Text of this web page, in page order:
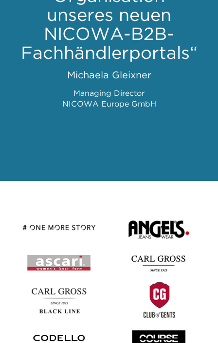
unseres neuen
NICOWA-B2B-
Fachhändlerportals“
Michaela Gleixner
Managing Director
NICOWA Europe GmbH